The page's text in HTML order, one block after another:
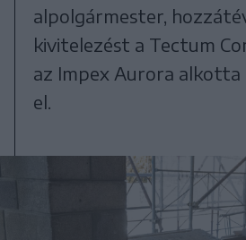
alpolgármester,
kivitelezést a Tectum
az Impex Aurora alkotta
el.